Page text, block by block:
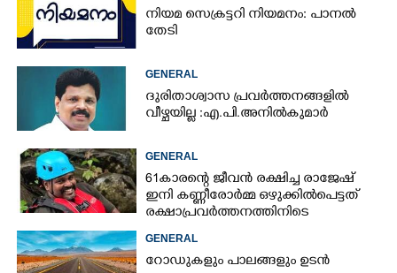
നിയമ സെക്രട്ടറി നിയമനം: പാനൽ
തേടി
GENERAL
ദുരിതാശ്വാസ പ്രവർത്തനങ്ങളിൽ
വീഴ്ചയില്ല :എ.പി.അനിൽകുമാർ
GENERAL
61കാരന്റെ ജീവൻ രക്ഷിച്ച രാജേഷ്
ഇനി കണ്ണീരോർമ്മ ഒഴുക്കിൽപെട്ടത്
രക്ഷാപ്രവർത്തനത്തിനിടെ
GENERAL
റോഡുകളും പാലങ്ങളും ഉടൻ